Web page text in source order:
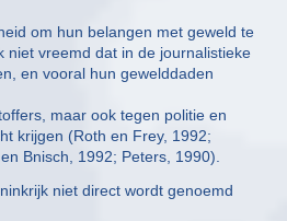
om hun belangen met geweld te
niet vreemd dat in de journalistieke
en vooral hun gewelddaden
maar ook tegen politie en
krijgen (Roth en Frey, 1992;
Bnisch, 1992; Peters, 1990).
niet direct wordt genoemd